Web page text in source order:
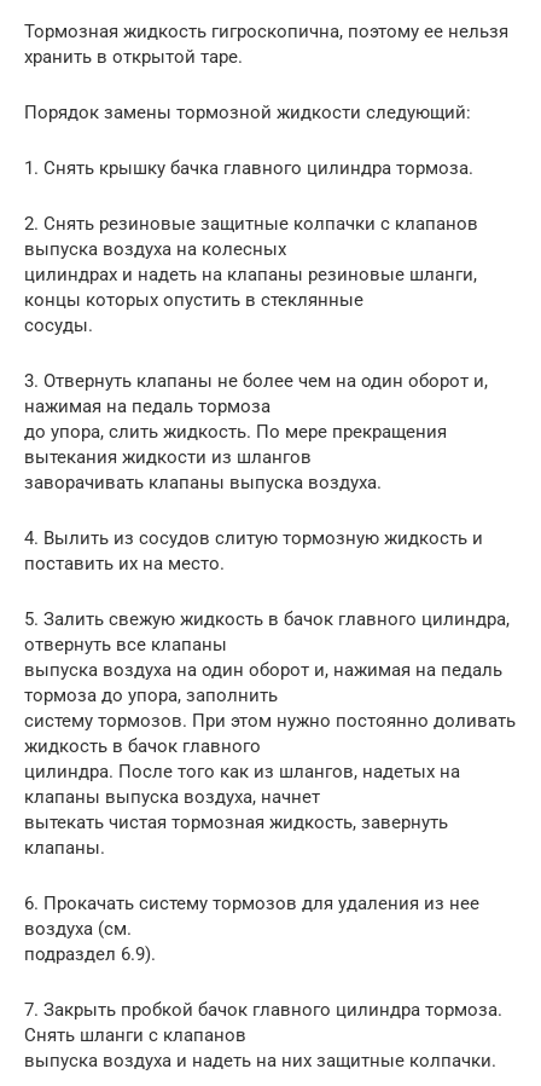
Тормозная жидкость гигроскопична, поэтому ее нельзя
хранить в открытой таре.
Порядок замены тормозной жидкости следующий:
1. Снять крышку бачка главного цилиндра тормоза.
2. Снять резиновые защитные колпачки с клапанов
выпуска воздуха на колесных
цилиндрах и надеть на клапаны резиновые шланги,
концы которых опустить в стеклянные
сосуды.
3. Отвернуть клапаны не более чем на один оборот и,
нажимая на педаль тормоза
до упора, слить жидкость. По мере прекращения
вытекания жидкости из шлангов
заворачивать клапаны выпуска воздуха.
4. Вылить из сосудов слитую тормозную жидкость и
поставить их на место.
5. Залить свежую жидкость в бачок главного цилиндра,
отвернуть все клапаны
выпуска воздуха на один оборот и, нажимая на педаль
тормоза до упора, заполнить
систему тормозов. При этом нужно постоянно доливать
жидкость в бачок главного
цилиндра. После того как из шлангов, надетых на
клапаны выпуска воздуха, начнет
вытекать чистая тормозная жидкость, завернуть
клапаны.
6. Прокачать систему тормозов для удаления из нее
воздуха (см.
подраздел 6.9).
7. Закрыть пробкой бачок главного цилиндра тормоза.
Снять шланги с клапанов
выпуска воздуха и надеть на них защитные колпачки.